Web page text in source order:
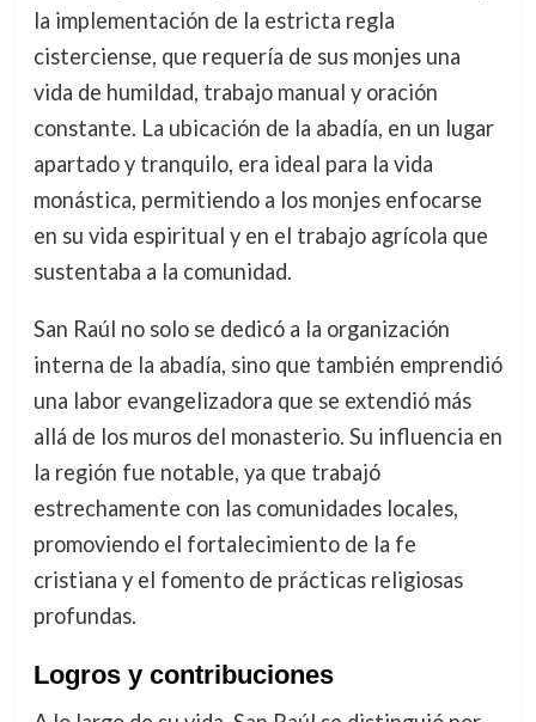
la implementación de la estricta regla
cisterciense, que requería de sus monjes una
vida de humildad, trabajo manual y oración
constante. La ubicación de la abadía, en un lugar
apartado y tranquilo, era ideal para la vida
monástica, permitiendo a los monjes enfocarse
en su vida espiritual y en el trabajo agrícola que
sustentaba a la comunidad.
San Raúl no solo se dedicó a la organización
interna de la abadía, sino que también emprendió
una labor evangelizadora que se extendió más
allá de los muros del monasterio. Su influencia en
la región fue notable, ya que trabajó
estrechamente con las comunidades locales,
promoviendo el fortalecimiento de la fe
cristiana y el fomento de prácticas religiosas
profundas.
Logros y contribuciones